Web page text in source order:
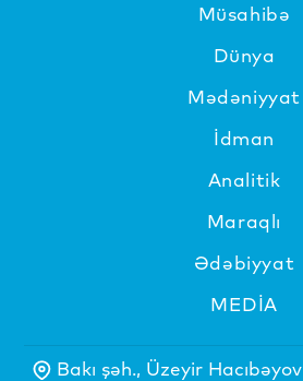
Müsahibə
Dünya
Mədəniyyat
İdman
Analitik
Maraqlı
Ədəbiyyat
MEDİA
Bakı şəh., Üzeyir